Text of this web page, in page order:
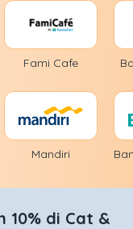
Fami Cafe
Mandiri
10% di Cat &